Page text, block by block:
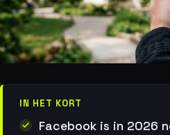
IN HET KORT
Facebook is in 2026